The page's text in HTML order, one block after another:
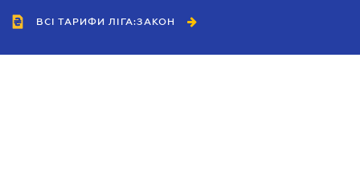
ВСІ ТАРИФИ ЛІГА:ЗАКОН